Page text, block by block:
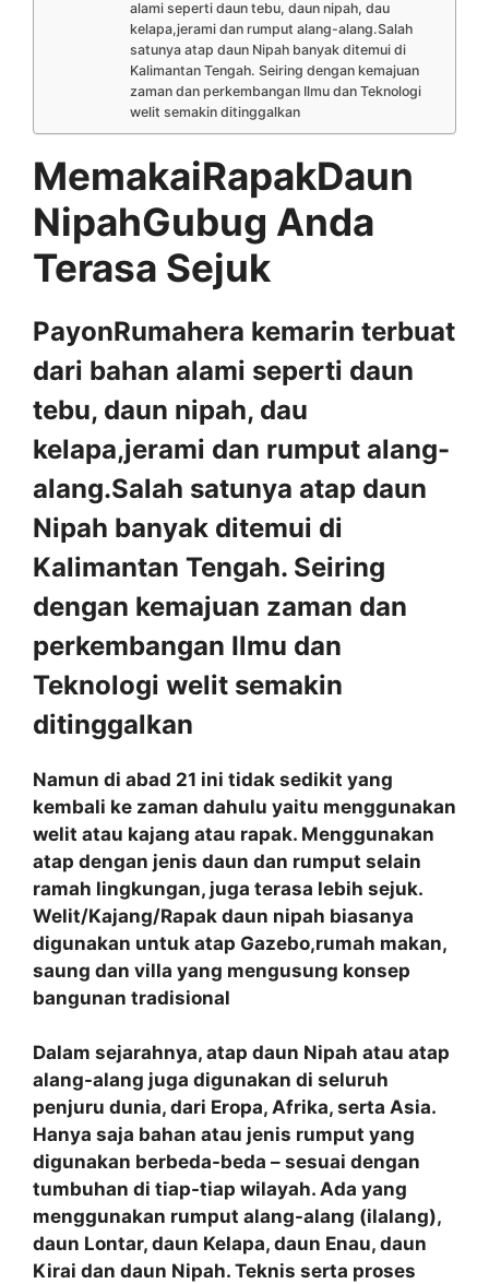
alami seperti daun tebu, daun nipah, dau
kelapa,jerami dan rumput alang-alang.Salah
satunya atap daun Nipah banyak ditemui di
Kalimantan Tengah. Seiring dengan kemajuan
zaman dan perkembangan Ilmu dan Teknologi
welit semakin ditinggalkan
MemakaiRapakDaun
NipahGubug Anda
Terasa Sejuk
PayonRumahera kemarin terbuat
dari bahan alami seperti daun
tebu, daun nipah, dau
kelapa,jerami dan rumput alang-
alang.Salah satunya atap daun
Nipah banyak ditemui di
Kalimantan Tengah. Seiring
dengan kemajuan zaman dan
perkembangan Ilmu dan
Teknologi welit semakin
ditinggalkan
Namun di abad 21 ini tidak sedikit yang
kembali ke zaman dahulu yaitu menggunakan
welit atau kajang atau rapak. Menggunakan
atap dengan jenis daun dan rumput selain
ramah lingkungan, juga terasa lebih sejuk.
Welit/Kajang/Rapak daun nipah biasanya
digunakan untuk atap Gazebo,rumah makan,
saung dan villa yang mengusung konsep
bangunan tradisional
Dalam sejarahnya, atap daun Nipah atau atap
alang-alang juga digunakan di seluruh
penjuru dunia, dari Eropa, Afrika, serta Asia.
Hanya saja bahan atau jenis rumput yang
digunakan berbeda-beda – sesuai dengan
tumbuhan di tiap-tiap wilayah. Ada yang
menggunakan rumput alang-alang (ilalang),
daun Lontar, daun Kelapa, daun Enau, daun
Kirai dan daun Nipah. Teknis serta proses